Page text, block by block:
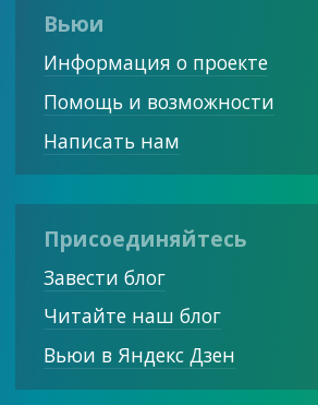
Вьюи
Информация о проекте
Помощь и возможности
Написать нам
Присоединяйтесь
Завести блог
Читайте наш блог
Вьюи в Яндекс Дзен